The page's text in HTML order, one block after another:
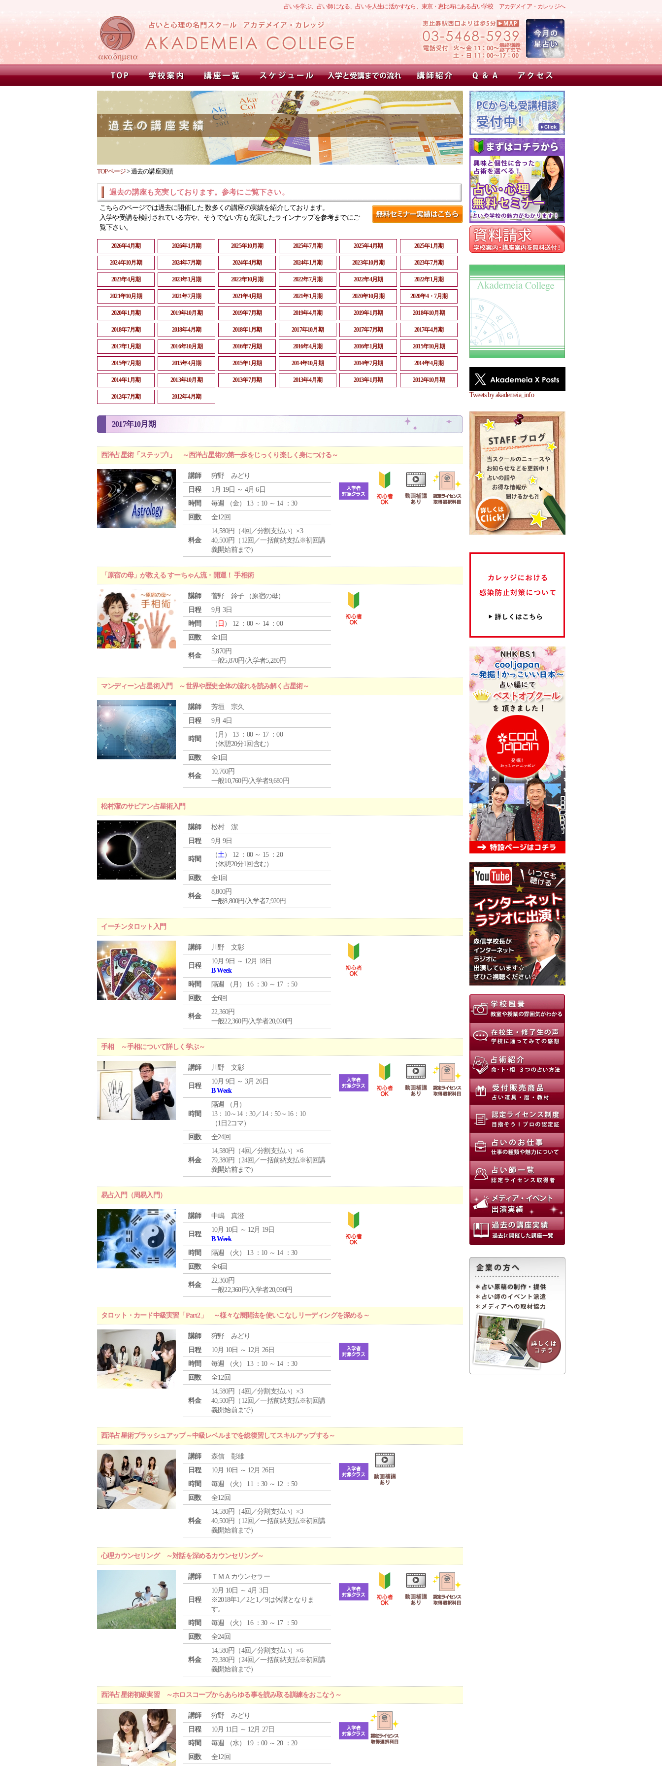
占いを学ぶ、占い師になる、占いを人生に活かすなら、東京・恵比寿にある占い学校 アカデメイア・カレッジへ
Tweets by akademeia_info
TOPページ>過去の講座実績
過去の講座も充実しております。参考にご覧下さい。
こちらのページでは過去に開催した 数多くの講座の実績を紹介しております。
入学や受講を検討されている方や、そうでない方も充実したラインナップを参考までにご
覧下さい。
2026年4月期 2026年1月期 2025年10月期 2025年7月期 2025年4月期 2025年1月期
2024年10月期 2024年7月期 2024年4月期 2024年1月期 2023年10月期 2023年7月期
2023年4月期 2023年1月期 2022年10月期 2022年7月期 2022年4月期 2022年1月期
2021年10月期 2021年7月期 2021年4月期 2021年1月期 2020年10月期 2020年4・7月期
2020年1月期 2019年10月期 2019年7月期 2019年4月期 2019年1月期 2018年10月期
2018年7月期 2018年4月期 2018年1月期 2017年10月期 2017年7月期 2017年4月期
2017年1月期 2016年10月期 2016年7月期 2016年4月期 2016年1月期 2015年10月期
2015年7月期 2015年4月期 2015年1月期 2014年10月期 2014年7月期 2014年4月期
2014年1月期 2013年10月期 2013年7月期 2013年4月期 2013年1月期 2012年10月期
2012年7月期 2012年4月期
2017年10月期
西洋占星術「ステップ1」 ～西洋占星術の第一歩をじっくり楽しく身につける～
講師
狩野 みどり
日程
1月 19日 ～ 4月 6日
時間
毎週 （金） 13 ：10 ～ 14 ：30
回数
全12回
料金
14,580円（4回／分割支払い）×3
40,500円（12回／一括前納支払※初回講
義開始前まで）
「原宿の母」が教える すーちゃん流・開運！ 手相術
講師
菅野 鈴子 （原宿の母）
日程
9月 3日
時間
（ 日 ） 12 ：00 ～ 14 ：00
回数
全1回
料金
5,870円
一般5,870円/入学者5,280円
マンディーン占星術入門 ～世界や歴史全体の流れを読み解く占星術～
講師
芳垣 宗久
日程
9月 4日
時間
（ 月 ） 13 ：00 ～ 17 ：00
（休憩20分1回含む）
回数
全1回
料金
10,760円
一般10,760円/入学者9,680円
松村潔のサビアン占星術入門
講師
松村 潔
日程
9月 9日
時間
（土） 12 ：00 ～ 15 ：20
（休憩20分1回含む）
回数
全1回
料金
8,800円
一般8,800円/入学者7,920円
イーチンタロット入門
講師 川野 文彰
日程
10月 9日 ～ 12月 18日
B Week
時間
隔週 （ 月 ） 16 ：30 ～ 17 ：50
回数
全6回
料金
22,360円
一般22,360円/入学者20,090円
手相 ～手相について詳しく学ぶ～
講師 川野 文彰
日程
10月 9日 ～ 3月 26日
B Week
時間
隔週 （ 月 ）
13：10～14：30／14：50～16：10
（1日2コマ）
回数
全24回
料金
14,580円（4回／分割支払い）×6
79,380円（24回／一括前納支払※初回講
義開始前まで）
易占入門（周易入門）
講師 中嶋 真澄
日程
10月 10日 ～ 12月 19日
B Week
時間
隔週 （火 ） 13 ：10 ～ 14 ：30
回数
全6回
料金
22,360円
一般22,360円/入学者20,090円
タロット・カード中級実習「Part2」 ～様々な展開法を使いこなしリーディングを深める～
講師
狩野 みどり
日程
10月 10日 ～ 12月 26日
時間
毎週 （火 ） 13 ：10 ～ 14 ：30
回数
全12回
料金
14,580円（4回／分割支払い）×3
40,500円（12回／一括前納支払※初回講
義開始前まで）
西洋占星術ブラッシュアップ～中級レベルまでを総復習してスキルアップする～
講師
森信 彰雄
日程
10月 10日 ～ 12月 26日
時間
毎週 （火 ） 11 ：30 ～ 12 ：50
回数
全12回
料金
14,580円（4回／分割支払い）×3
40,500円（12回／一括前納支払※初回講
義開始前まで）
心理カウンセリング ～対話を深めるカウンセリング～
講師 ＴＭＡカウンセラー
日程
10月 10日 ～ 4月 3日
※2018年1／2と1／9は休講となりま
す。
時間
毎週 （火 ） 16 ：30 ～ 17 ：50
回数
全24回
料金
14,580円（4回／分割支払い）×6
79,380円（24回／一括前納支払※初回講
義開始前まで）
西洋占星術初級実習 ～ホロスコープからあらゆる事を読み取る訓練をおこなう～
講師
狩野 みどり
日程
10月 11日 ～ 12月 27日
時間
毎週 （水） 19 ：00 ～ 20 ：20
回数
全12回